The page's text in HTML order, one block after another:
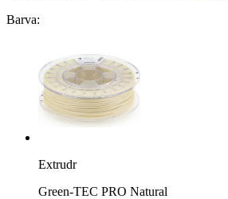
Barva:
Extrudr
Green-TEC PRO Natural